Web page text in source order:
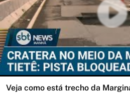
Veja como está trecho da